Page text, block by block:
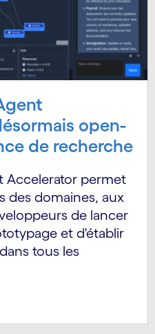
open-
de recherche
Accelerator permet
des domaines, aux
de lancer
et d'établir
tous les